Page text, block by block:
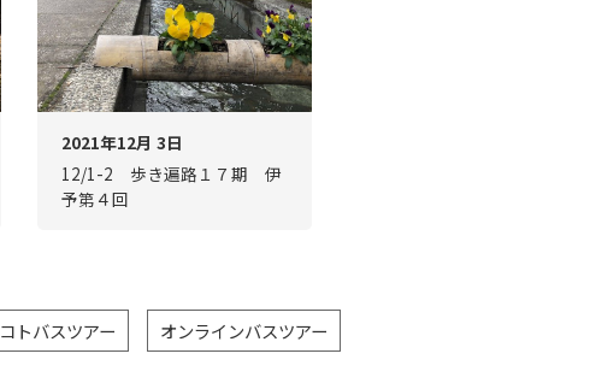
2021年12月 3日
12/1-2 歩き遍路１７期 伊
予第４回
コトバスツアー オンラインバスツアー